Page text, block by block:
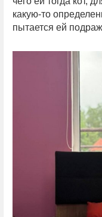
какую-то
пытается ей